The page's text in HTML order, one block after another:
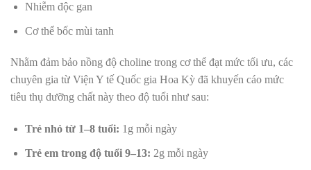
Nhiễm độc gan
Cơ thể bốc mùi tanh
Nhằm đảm bảo nồng độ choline trong cơ thể đạt mức tối ưu, các
chuyên gia từ Viện Y tế Quốc gia Hoa Kỳ đã khuyến cáo mức
tiêu thụ dưỡng chất này theo độ tuổi như sau:
Trẻ nhỏ từ 1–8 tuổi: 1g mỗi ngày
Trẻ em trong độ tuổi 9–13: 2g mỗi ngày